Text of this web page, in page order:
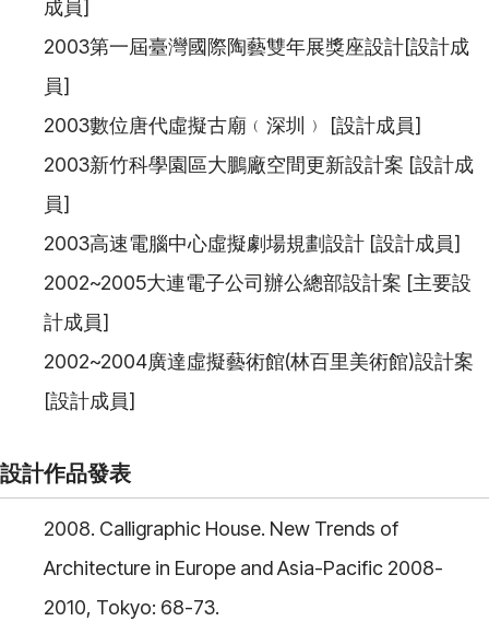
成員]
2003第一屆臺灣國際陶藝雙年展獎座設計[設計成
員]
2003數位唐代虛擬古廟﹙深圳﹚ [設計成員]
2003新竹科學園區大鵬廠空間更新設計案 [設計成
員]
2003高速電腦中心虛擬劇場規劃設計 [設計成員]
2002~2005大連電子公司辦公總部設計案 [主要設
計成員]
2002~2004廣達虛擬藝術館(林百里美術館)設計案
[設計成員]
設計作品發表
2008. Calligraphic House. New Trends of
Architecture in Europe and Asia-Pacific 2008-
2010, Tokyo: 68-73.